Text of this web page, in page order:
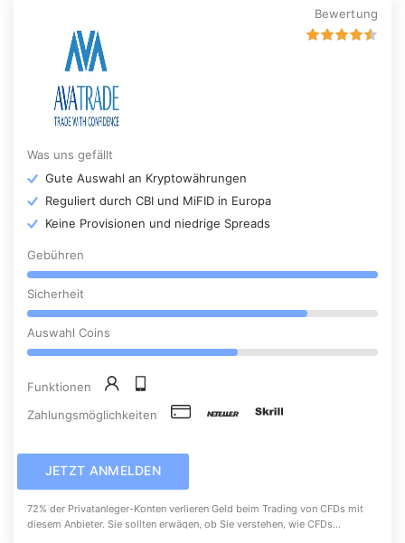
Bewertung
Was uns gefällt
Gute Auswahl an Kryptowährungen
Reguliert durch CBI und MiFID in Europa
Keine Provisionen und niedrige Spreads
Gebühren
Sicherheit
Auswahl Coins
Funktionen
Zahlungsmöglichkeiten
JETZT ANMELDEN
72% der Privatanleger-Konten verlieren Geld beim Trading von CFDs mit
diesem Anbieter. Sie sollten erwägen, ob Sie verstehen, wie CFDs